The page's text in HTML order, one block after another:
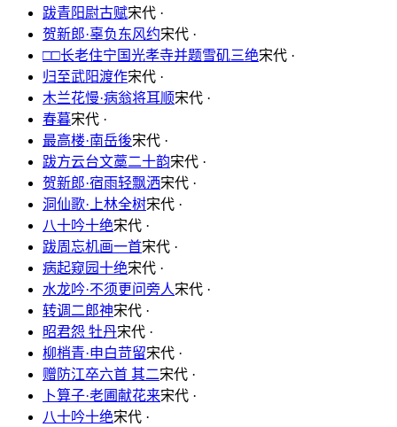
跋青阳尉古赋宋代 ·
贺新郎·辜负东风约宋代 ·
□□长老住宁国光孝寺并题雪矶三绝宋代 ·
归至武阳渡作宋代 ·
木兰花慢·病翁将耳顺宋代 ·
春暮宋代 ·
最高楼·南岳後宋代 ·
跋方云台文藁二十韵宋代 ·
贺新郎·宿雨轻飘洒宋代 ·
洞仙歌·上林全树宋代 ·
八十吟十绝宋代 ·
跋周忘机画一首宋代 ·
病起窥园十绝宋代 ·
水龙吟·不须更问旁人宋代 ·
转调二郎神宋代 ·
昭君怨 牡丹宋代 ·
柳梢青·申白苛留宋代 ·
赠防江卒六首 其二宋代 ·
卜算子·老圃献花来宋代 ·
八十吟十绝宋代 ·